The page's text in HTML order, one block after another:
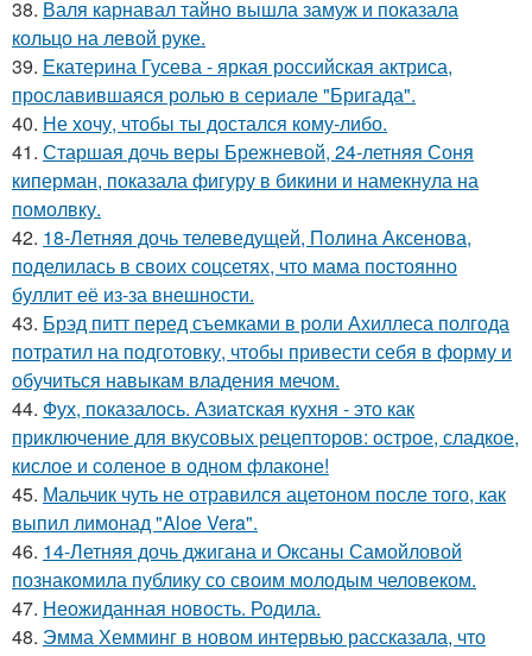
38. Валя карнавал тайно вышла замуж и показала
кольцо на левой руке.
39. Екатерина Гусева - яркая российская актриса,
прославившаяся ролью в сериале "Бригада".
40. Не хочу, чтобы ты достался кому-либо.
41. Старшая дочь веры Брежневой, 24-летняя Соня
киперман, показала фигуру в бикини и намекнула на
помолвку.
42. 18-Летняя дочь телеведущей, Полина Аксенова,
поделилась в своих соцсетях, что мама постоянно
буллит её из-за внешности.
43. Брэд питт перед съемками в роли Ахиллеса полгода
потратил на подготовку, чтобы привести себя в форму и
обучиться навыкам владения мечом.
44. Фух, показалось. Азиатская кухня - это как
приключение для вкусовых рецепторов: острое, сладкое,
кислое и соленое в одном флаконе!
45. Мальчик чуть не отравился ацетоном после того, как
выпил лимонад "Aloe Vera".
46. 14-Летняя дочь джигана и Оксаны Самойловой
познакомила публику со своим молодым человеком.
47. Неожиданная новость. Родила.
48. Эмма Хемминг в новом интервью рассказала, что